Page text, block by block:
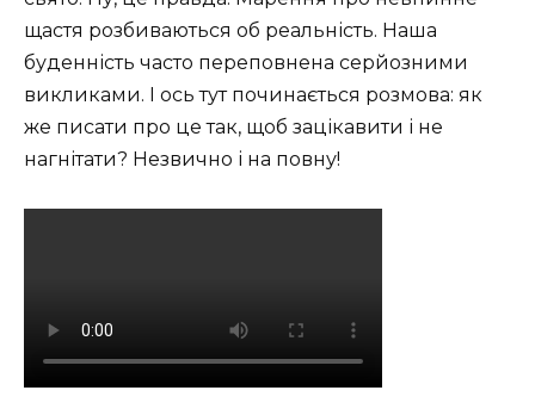
щастя розбиваються об реальність. Наша
буденність часто переповнена серйозними
викликами. І ось тут починається розмова: як
же писати про це так, щоб зацікавити і не
нагнітати? Незвично і на повну!